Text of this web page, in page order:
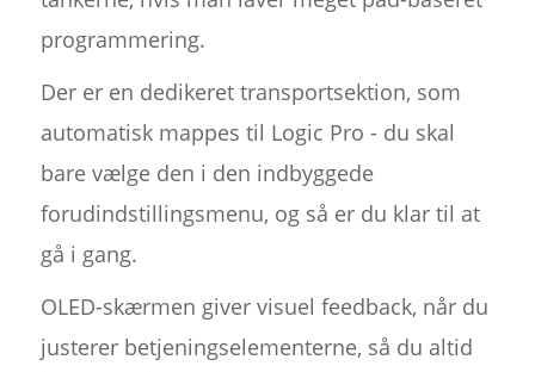
programmering.
Der er en dedikeret transportsektion, som
automatisk mappes til Logic Pro - du skal
bare vælge den i den indbyggede
forudindstillingsmenu, og så er du klar til at
gå i gang.
OLED-skærmen giver visuel feedback, når du
justerer betjeningselementerne, så du altid